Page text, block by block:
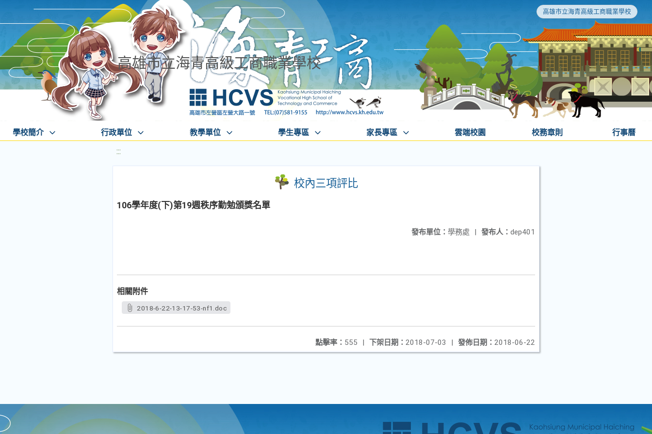
高雄市立海青高級工商職業學校
高雄市立海青高級工商職業學校
學校簡介 行政單位 教學單位 學生專區 家長專區 雲端校園 校務章則 行事曆
:::
校內三項評比
106學年度(下)第19週秩序勤勉頒獎名單
發布人： dep401
發布單位： 學務處 |
相關附件
2018-6-22-13-17-53-nf1.doc
發佈日期： 2018-06-22
下架日期： 2018-07-03 |
點擊率： 555 |